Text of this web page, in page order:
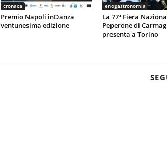
cronaca
Premio Napoli inDanza
ventunesima edizione
enogastronomia
La 77ª Fiera
Peperone di
presenta a Torino